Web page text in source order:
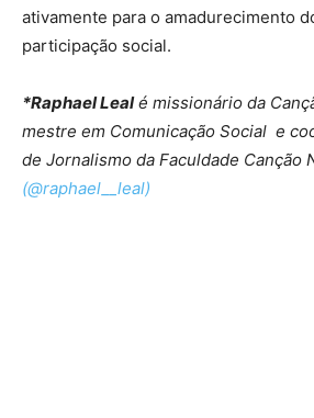
ativamente para o amadurecimento
participação social.
*Raphael Lealé missionário da
mestre em Comunicação Social e
de Jornalismo da Faculdade Canção
(@raphael__leal)